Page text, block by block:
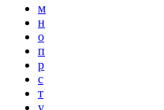
м
н
о
п
р
с
т
у